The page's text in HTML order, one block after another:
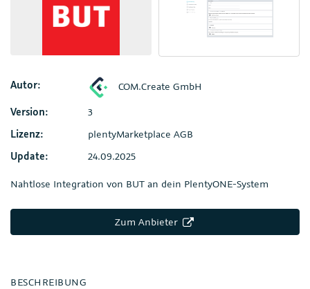
Autor:
COM.Create GmbH
Version:
3
Lizenz:
plentyMarketplace AGB
Update:
24.09.2025
Nahtlose Integration von BUT an dein PlentyONE-System
Zum Anbieter
BESCHREIBUNG